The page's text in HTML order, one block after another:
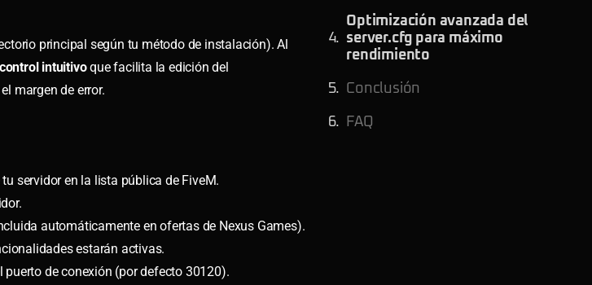
principal según tu método de instalación). Al
intuitivoque facilita la edición del
margen de error.
servidor en la lista pública de FiveM.
automáticamente en ofertas de Nexus Games).
estarán activas.
puerto de conexión (por defecto 30120).
Optimización avanzada del
server.cfg para máximo
rendimiento
Conclusión
FAQ